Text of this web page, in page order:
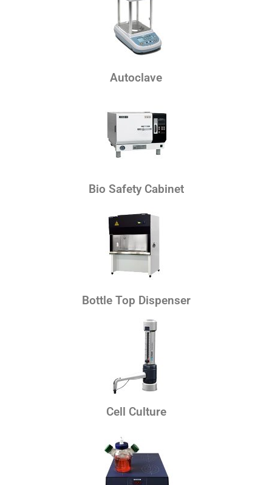
Autoclave
Bio Safety Cabinet
Bottle Top Dispenser
Cell Culture